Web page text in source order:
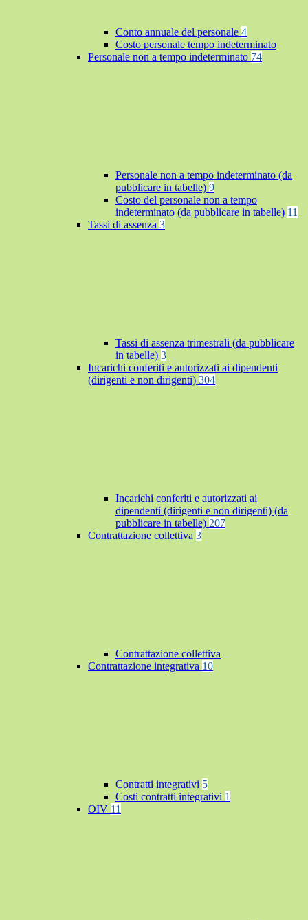
Conto annuale del personale 4
Costo personale tempo indeterminato
Personale non a tempo indeterminato 74
Personale non a tempo indeterminato (da
pubblicare in tabelle) 9
Costo del personale non a tempo
indeterminato (da pubblicare in tabelle) 11
Tassi di assenza 3
Tassi di assenza trimestrali (da pubblicare
in tabelle) 3
Incarichi conferiti e autorizzati ai dipendenti
(dirigenti e non dirigenti) 304
Incarichi conferiti e autorizzati ai
dipendenti (dirigenti e non dirigenti) (da
pubblicare in tabelle) 207
Contrattazione collettiva 3
Contrattazione collettiva
Contrattazione integrativa 10
Contratti integrativi 5
Costi contratti integrativi 1
OIV 11